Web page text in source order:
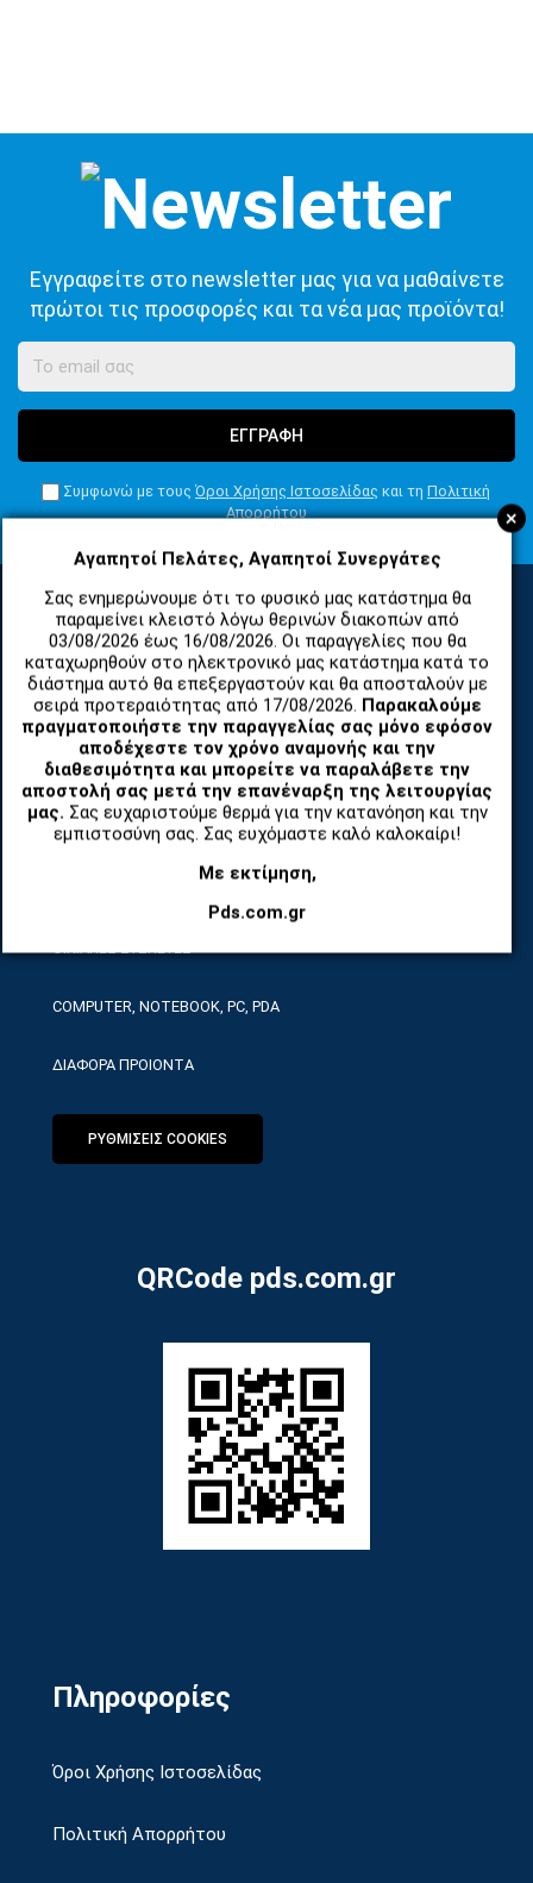
+
Αγαπητοί Πελάτες, Αγαπητοί Συνεργάτες
Σας ενημερώνουμε ότι το φυσικό μας κατάστημα θα
παραμείνει κλειστό λόγω θερινών διακοπών από
03/08/2026 έως 16/08/2026. Οι παραγγελίες που θα
καταχωρηθούν στο ηλεκτρονικό μας κατάστημα κατά το
διάστημα αυτό θα επεξεργαστούν και θα αποσταλούν με
σειρά προτεραιότητας από 17/08/2026. Παρακαλούμε
πραγματοποιήστε την παραγγελίας σας μόνο εφόσον
αποδέχεστε τον χρόνο αναμονής και την
διαθεσιμότητα και μπορείτε να παραλάβετε την
αποστολή σας μετά την επανέναρξη της λειτουργίας
μας. Σας ευχαριστούμε θερμά για την κατανόηση και την
εμπιστοσύνη σας. Σας ευχόμαστε καλό καλοκαίρι!
Με εκτίμηση,
Pds.com.gr
Εγγραφείτε στο newsletter μας για να μαθαίνετε
πρώτοι τις προσφορές και τα νέα μας προϊόντα!
ΕΓΓΡΑΦΗ
Συμφωνώ με τους Όροι Χρήσης Ιστοσελίδας και τη Πολιτική
Απορρήτου
ΚΑΤΗΓΟΡΙΕΣ
ΑΝΤΑΛΛΑΚΤΙΚΑ ΚΑΙ ΑΞΕΣΟΥΑΡ ΚΙΝΗΤΩΝ ΤΗΛΕΦΩΝΩΝ
TABLET
ΤΗΛΕΠΙΚΟΙΝΩΝΙΕΣ, ΑΣΥΡΜΑΤΑ, FCT
COMPUTER, NOTEBOOK, PC, PDA
ΔΙΑΦΟΡΑ ΠΡΟΙΟΝΤΑ
ΡΥΘΜΙΣΕΙΣ COOKIES
QRCode pds.com.gr
Πληροφορίες
Όροι Χρήσης Ιστοσελίδας
Πολιτική Απορρήτου